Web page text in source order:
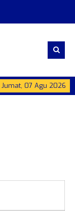
Jumat, 07 Agu 2026
Kelulusan Kelas IX